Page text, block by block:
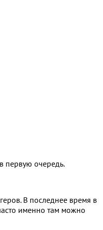
первую очередь.
В последнее время в
именно там можно